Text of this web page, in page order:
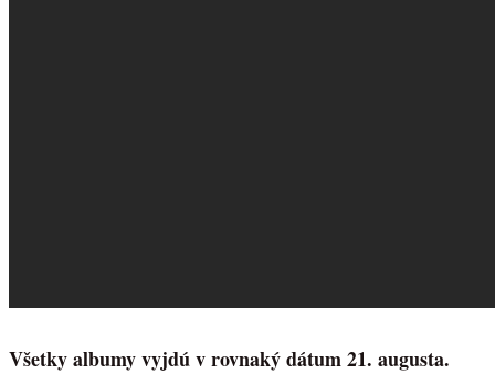
Všetky albumy vyjdú v rovnaký dátum 21. augusta.